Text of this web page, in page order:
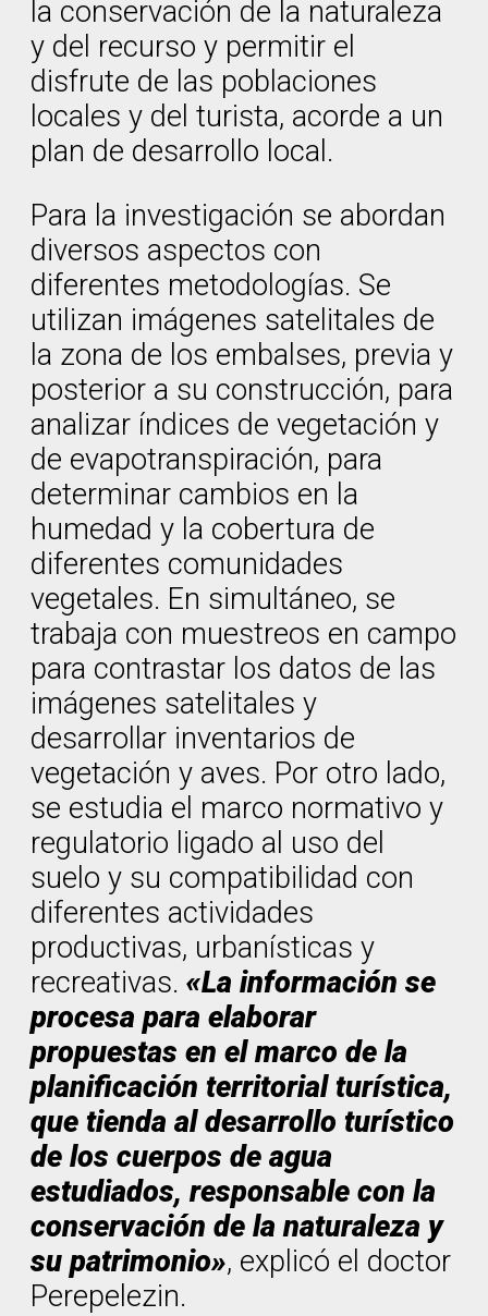
la conservación de la naturaleza
y del recurso y permitir el
disfrute de las poblaciones
locales y del turista, acorde a un
plan de desarrollo local.
Para la investigación se abordan
diversos aspectos con
diferentes metodologías. Se
utilizan imágenes satelitales de
la zona de los embalses, previa y
posterior a su construcción, para
analizar índices de vegetación y
de evapotranspiración, para
determinar cambios en la
humedad y la cobertura de
diferentes comunidades
vegetales. En simultáneo, se
trabaja con muestreos en campo
para contrastar los datos de las
imágenes satelitales y
desarrollar inventarios de
vegetación y aves. Por otro lado,
se estudia el marco normativo y
regulatorio ligado al uso del
suelo y su compatibilidad con
diferentes actividades
productivas, urbanísticas y
recreativas. «La información se
procesa para elaborar
propuestas en el marco de la
planificación territorial turística,
que tienda al desarrollo turístico
de los cuerpos de agua
estudiados, responsable con la
conservación de la naturaleza y
su patrimonio», explicó el doctor
Perepelezin.